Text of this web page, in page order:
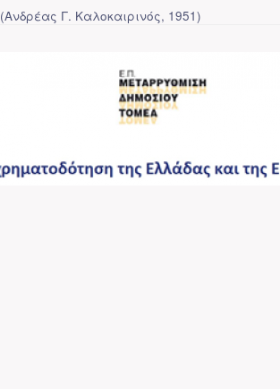
(Ανδρέας Γ. Καλοκαιρινός, 1951)